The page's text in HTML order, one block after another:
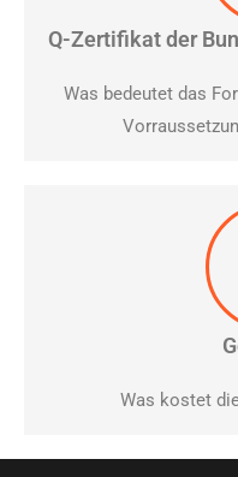
Q-Zertifikat der
Was bedeutet das
Was kostet